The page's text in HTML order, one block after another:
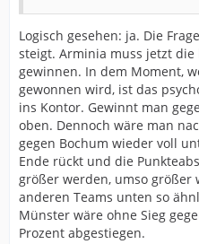
Logisch gesehen: ja. Die
steigt. Arminia muss jetzt
gewinnen. In dem Moment,
gewonnen wird, ist das
ins Kontor. Gewinnt man
oben. Dennoch wäre man
gegen Bochum wieder voll
Ende rückt und die
größer werden, umso
anderen Teams unten so
Münster wäre ohne Sieg
Prozent abgestiegen.